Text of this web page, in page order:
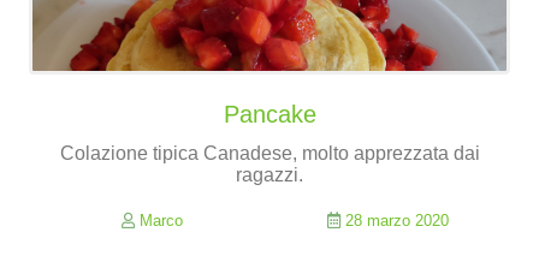
Pancake
Colazione tipica Canadese, molto apprezzata dai
ragazzi.
Marco 28 marzo 2020